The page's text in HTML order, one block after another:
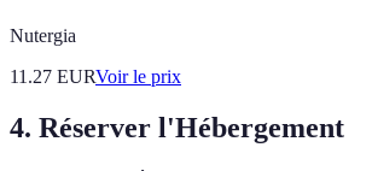
Nutergia
11.27 EURVoir le prix
4. Réserver l'Hébergement